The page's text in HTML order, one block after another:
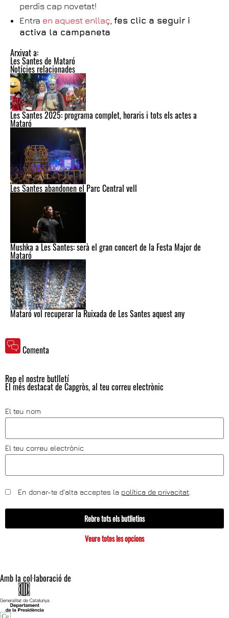
Notícies relacionades
Les Santes 2025: programa complet, horaris i tots els actes a
Mataró
Les Santes abandonen el Parc Central vell
Mushka a Les Santes: serà el gran concert de la Festa Major de
Mataró
Mataró vol recuperar la Ruixada de Les Santes aquest any
perdis cap novetat!
Entra en aquest enllaç fes clic a seguir i
activa la campaneta
Arxivat a:
Les Santes de Mataró
Comenta
Rep el nostre butlletí
El més destacat de Capgròs, al teu correu electrònic
El teu nom
El teu correu electrònic
En donar-te d'alta acceptes la política de privacitat.
Rebre tots els butlletins
Veure totes les opcions
Amb la col·laboració de